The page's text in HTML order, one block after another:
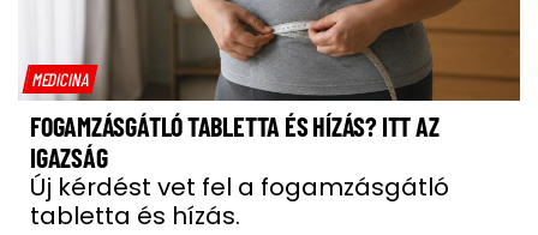
MEDICINA
FOGAMZÁSGÁTLÓ TABLETTA ÉS HÍZÁS? ITT AZ
IGAZSÁG
Új kérdést vet fel a fogamzásgátló
tabletta és hízás.